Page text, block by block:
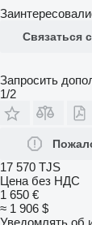
Связаться
Запросить
1/2
17 570 TJS
Цена без НДС
1 650 €
≈ 1 906 $
Уведомлять об